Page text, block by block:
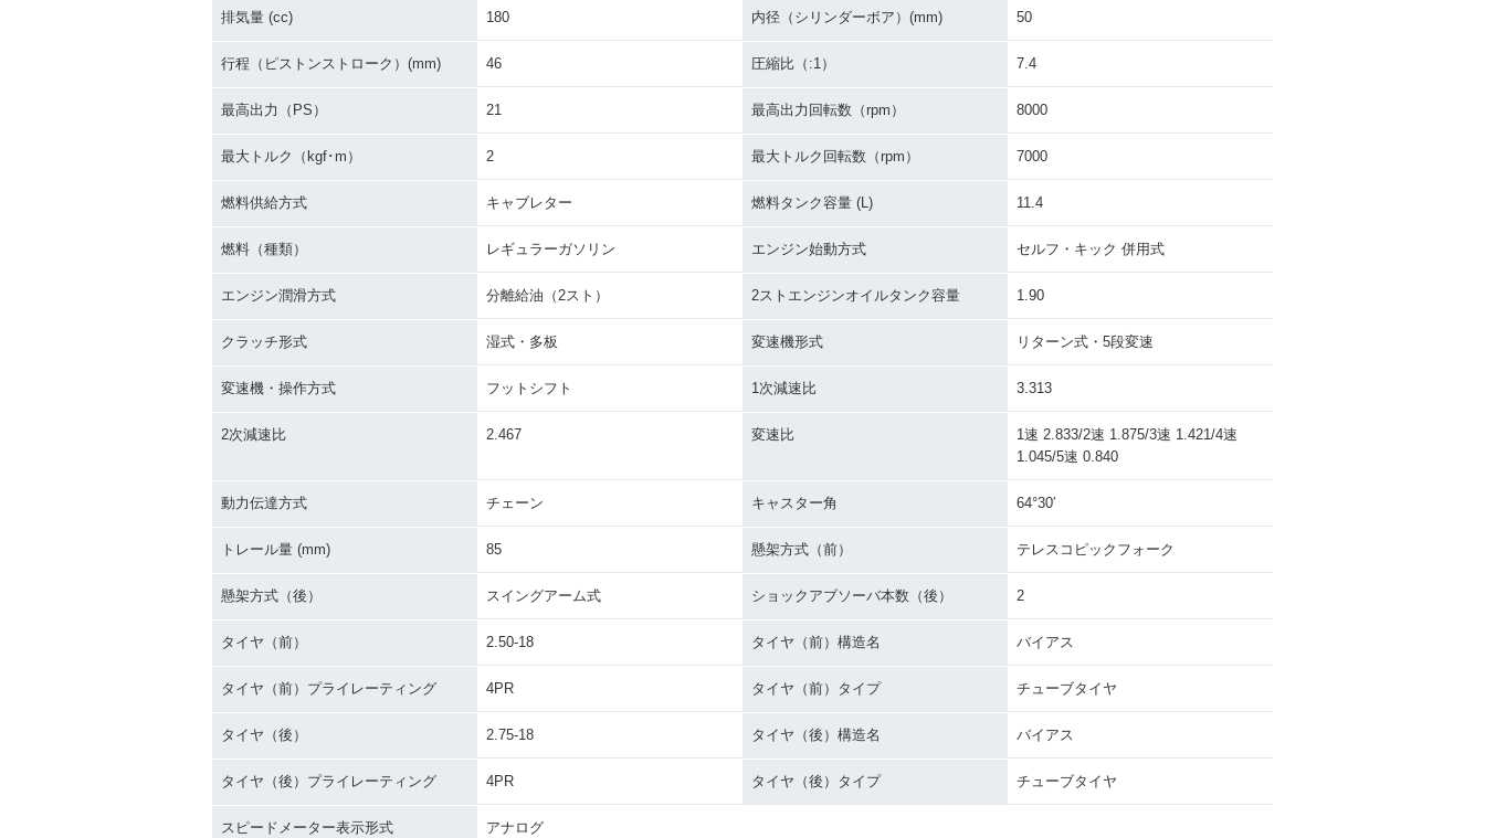
排気量 (cc) 180 内径（シリンダーボア）(mm) 50
行程（ピストンストローク）(mm) 46 圧縮比（:1） 7.4
最高出力（PS） 21 最高出力回転数（rpm） 8000
最大トルク（kgf･m） 2 最大トルク回転数（rpm） 7000
燃料供給方式 キャブレター 燃料タンク容量 (L) 11.4
燃料（種類） レギュラーガソリン エンジン始動方式 セルフ・キック 併用式
エンジン潤滑方式 分離給油（2スト） 2ストエンジンオイルタンク容量 1.90
クラッチ形式 湿式・多板 変速機形式 リターン式・5段変速
変速機・操作方式 フットシフト 1次減速比 3.313
2次減速比 2.467 変速比
1速 2.833/2速 1.875/3速 1.421/4速
1.045/5速 0.840
動力伝達方式 チェーン キャスター角 64°30′
トレール量 (mm) 85 懸架方式（前） テレスコピックフォーク
懸架方式（後） スイングアーム式 ショックアブソーバ本数（後） 2
タイヤ（前） 2.50-18 タイヤ（前）構造名 バイアス
タイヤ（前）プライレーティング 4PR タイヤ（前）タイプ チューブタイヤ
タイヤ（後） 2.75-18 タイヤ（後）構造名 バイアス
タイヤ（後）プライレーティング 4PR タイヤ（後）タイプ チューブタイヤ
スピードメーター表示形式 アナログ